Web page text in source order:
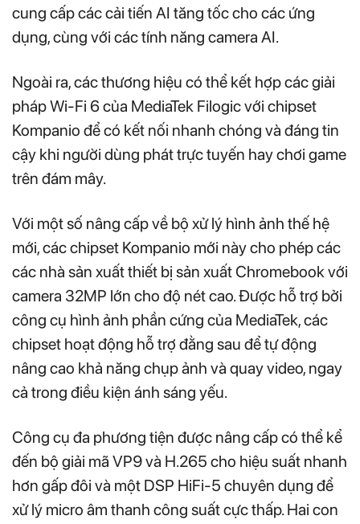
cung cấp các cải tiến AI tăng tốc cho các ứng
dụng, cùng với các tính năng camera AI.
Ngoài ra, các thương hiệu có thể kết hợp các giải
pháp Wi-Fi 6 của MediaTek Filogic với chipset
Kompanio để có kết nối nhanh chóng và đáng tin
cậy khi người dùng phát trực tuyến hay chơi game
trên đám mây.
Với một số nâng cấp về bộ xử lý hình ảnh thế hệ
mới, các chipset Kompanio mới này cho phép các
các nhà sản xuất thiết bị sản xuất Chromebook với
camera 32MP lớn cho độ nét cao. Được hỗ trợ bởi
công cụ hình ảnh phần cứng của MediaTek, các
chipset hoạt động hỗ trợ đằng sau để tự động
nâng cao khả năng chụp ảnh và quay video, ngay
cả trong điều kiện ánh sáng yếu.
Công cụ đa phương tiện được nâng cấp có thể kể
đến bộ giải mã VP9 và H.265 cho hiệu suất nhanh
hơn gấp đôi và một DSP HiFi-5 chuyên dụng để
xử lý micro âm thanh công suất cực thấp. Hai con